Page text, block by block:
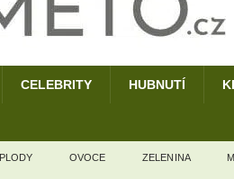
CELEBRITY HUBNUTÍ
OVOCE ZELENINA